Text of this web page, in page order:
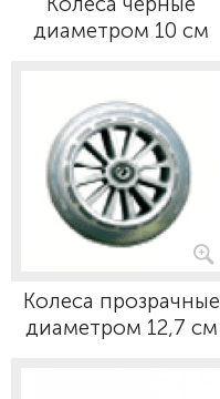
диаметром 10 см
Колеса прозрачные
диаметром 12,7 см